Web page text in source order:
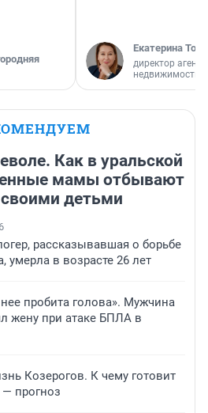
Екатерина
директор
недвижимости
Как в уральской
мамы отбывают
детьми
рассказывавшая о борьбе
умерла в возрасте 26 лет
пробита голова». Мужчина
жену при атаке БПЛА в
Козерогов. К чему готовит
— прогноз